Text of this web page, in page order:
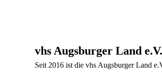
vhs Augsburger Land
Seit 2016 ist die vhs Augsburger Land